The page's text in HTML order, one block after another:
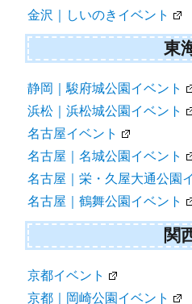
金沢｜しいのきイベント
東
静岡｜駿府城公園イベント
浜松｜浜松城公園イベント
名古屋イベント
名古屋｜名城公園イベント
名古屋｜栄・久屋大通公園
名古屋｜鶴舞公園イベント
関
京都イベント
京都｜岡崎公園イベント